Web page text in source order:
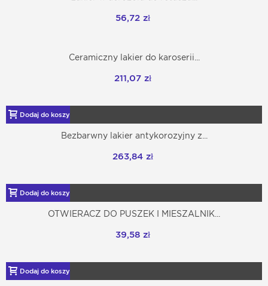
56,72 zł
Ceramiczny lakier do karoserii...
211,07 zł
Dodaj do koszyka
Bezbarwny lakier antykorozyjny z...
263,84 zł
Dodaj do koszyka
OTWIERACZ DO PUSZEK I MIESZALNIK...
39,58 zł
Dodaj do koszyka